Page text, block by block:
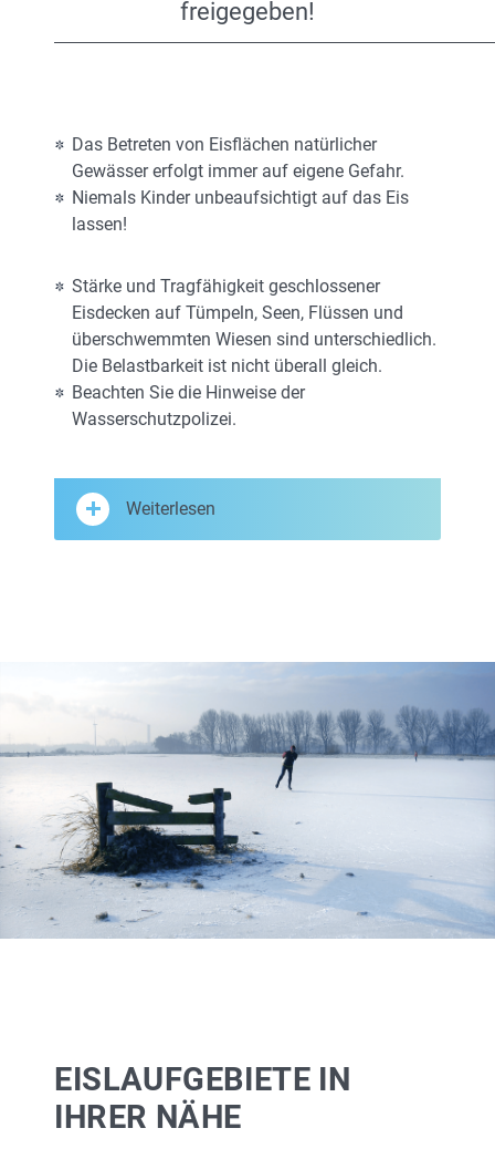
freigegeben!
Das Betreten von Eisflächen natürlicher
Gewässer erfolgt immer auf eigene Gefahr.
Niemals Kinder unbeaufsichtigt auf das Eis
lassen!
Stärke und Tragfähigkeit geschlossener
Eisdecken auf Tümpeln, Seen, Flüssen und
überschwemmten Wiesen sind unterschiedlich.
Die Belastbarkeit ist nicht überall gleich.
Beachten Sie die Hinweise der
Wasserschutzpolizei.
Weiterlesen
EISLAUFGEBIETE IN
IHRER NÄHE